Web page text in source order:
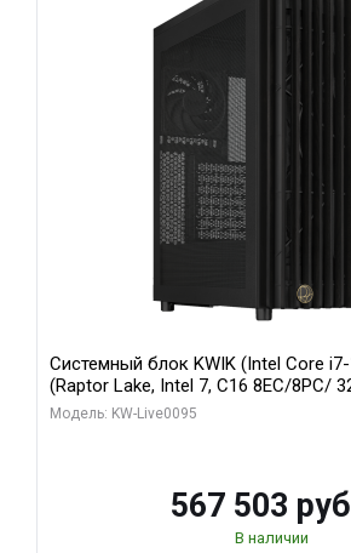
Системный блок KWIK (Intel Core i7-
(Raptor Lake, Intel 7, C16 8EC/8PC/
модуля)/ Afox RTX4090 24GB
Модель: KW-Live0095
567 503
В наличии